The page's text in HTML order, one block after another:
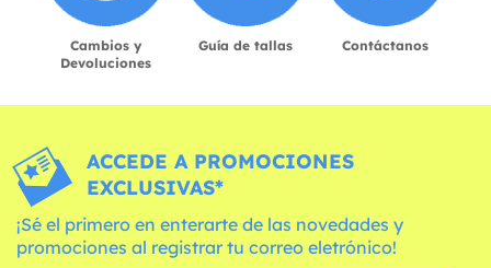
Cambios y
Devoluciones
Guía de tallas Contáctanos
ACCEDE A PROMOCIONES
EXCLUSIVAS*
¡Sé el primero en enterarte de las novedades y
promociones al registrar tu correo eletrónico!